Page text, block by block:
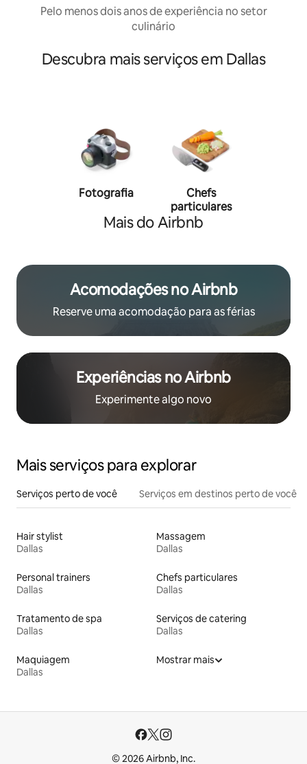
Pelo menos dois anos de experiência no setor
culinário
Descubra mais serviços em Dallas
Fotografia
Chefs
particulares
Mais do Airbnb
Acomodações no Airbnb
Reserve uma acomodação para as férias
Experiências no Airbnb
Experimente algo novo
Mais serviços para explorar
Serviços perto de você Serviços em destinos perto de você
Hair stylist
Dallas
Massagem
Dallas
Personal trainers
Dallas
Chefs particulares
Dallas
Tratamento de spa
Dallas
Serviços de catering
Dallas
Maquiagem
Dallas
Mostrar mais
© 2026 Airbnb, Inc.